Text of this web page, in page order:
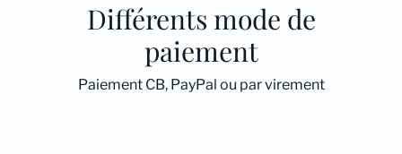
Différents mode de
paiement
Paiement CB, PayPal ou par virement